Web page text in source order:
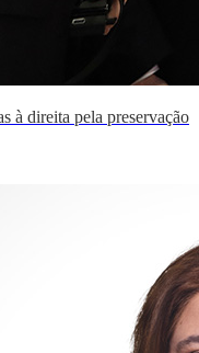
à direita pela preservação